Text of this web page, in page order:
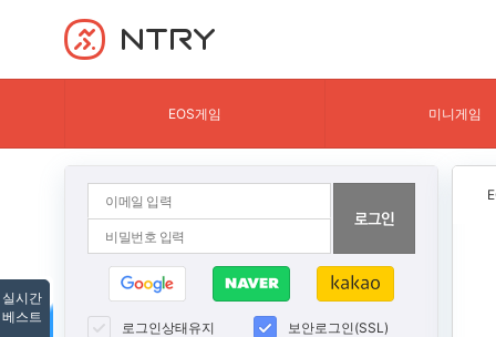
NTRY
EOS게임 미니게임
로그인상태유지 보안로그인(SSL)
실시간
베스트